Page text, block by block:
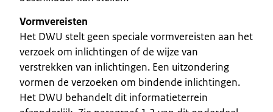
Vormvereisten
Het DWU stelt geen speciale vormvereisten aan het
verzoek om inlichtingen of de wijze van
verstrekken van inlichtingen. Een uitzondering
vormen de verzoeken om bindende inlichtingen.
Het DWU behandelt dit informatieterrein